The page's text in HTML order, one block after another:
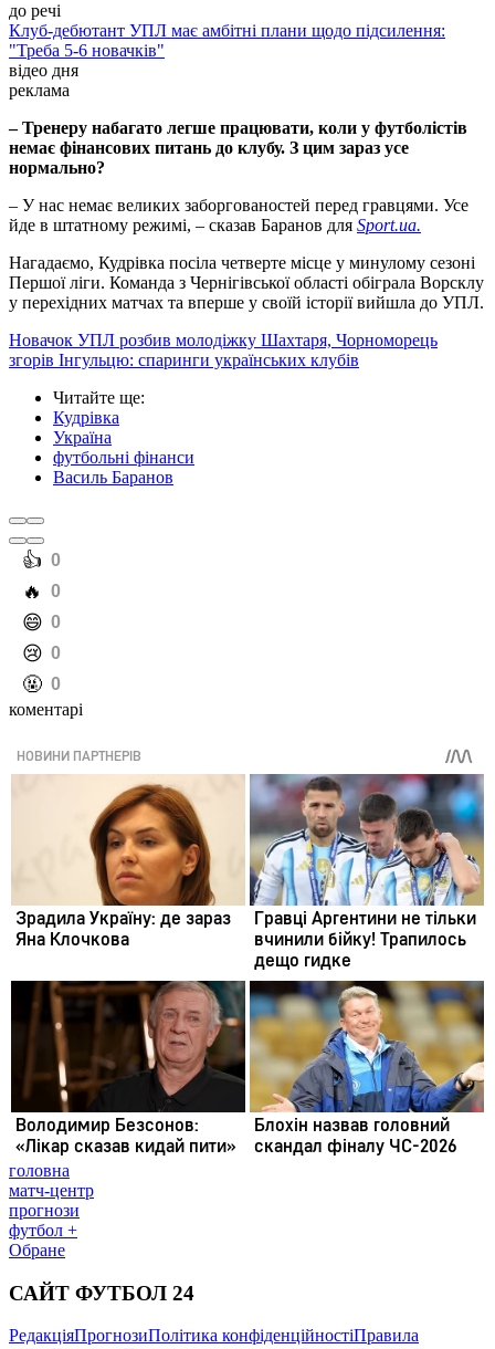
до речі
Клуб-дебютант УПЛ має амбітні плани щодо підсилення:
"Треба 5-6 новачків"
відео дня
реклама
– Тренеру набагато легше працювати, коли у футболістів
немає фінансових питань до клубу. З цим зараз усе
нормально?
– У нас немає великих заборгованостей перед гравцями. Усе
йде в штатному режимі, – сказав Баранов для Sport.ua.
Нагадаємо, Кудрівка посіла четверте місце у минулому сезоні
Першої ліги. Команда з Чернігівської області обіграла Ворсклу
у перехідних матчах та вперше у своїй історії вийшла до УПЛ.
Новачок УПЛ розбив молодіжку Шахтаря, Чорноморець
згорів Інгульцю: спаринги українських клубів
Читайте ще:
Кудрівка
Україна
футбольні фінанси
Василь Баранов
️👍 0
️🔥 0
️😄 0
️😢 0
️🤬 0
коментарі
головна
матч-центр
прогнози
футбол +
Обране
САЙТ ФУТБОЛ 24
РедакціяПрогнозиПолітика конфіденційностіПравила